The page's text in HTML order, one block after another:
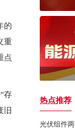
的
重
点
存
旧
热点推荐
光伏组件